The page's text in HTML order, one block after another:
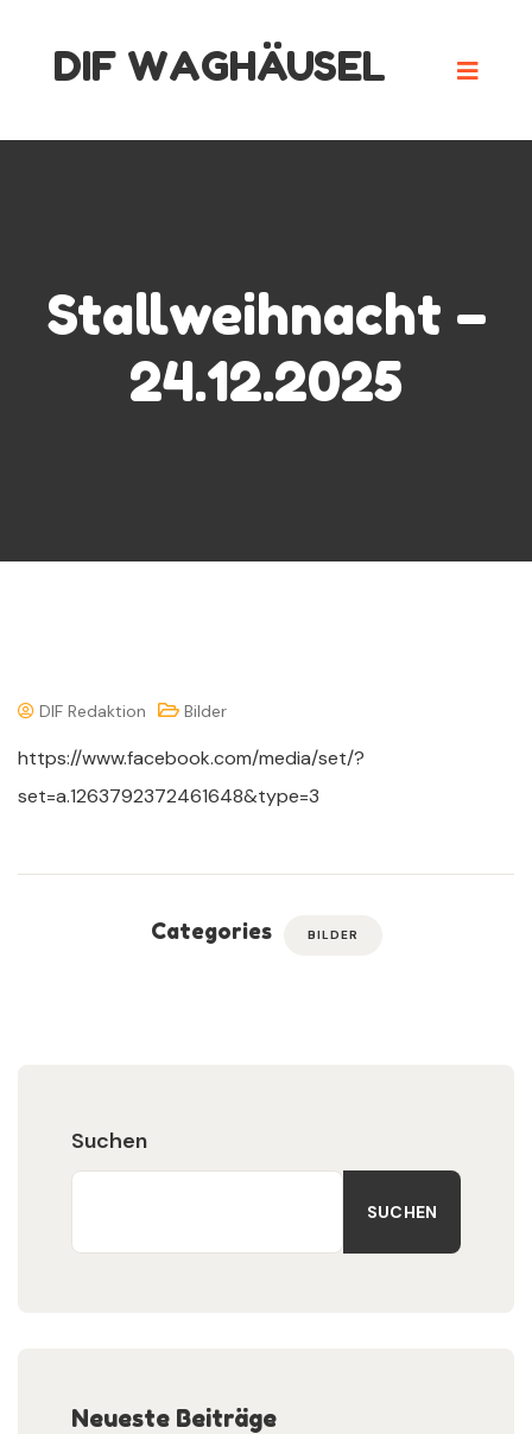
DIF WAGHÄUSEL
Stallweihnacht –
24.12.2025
DIF Redaktion Bilder
https://www.facebook.com/media/set/?
set=a.1263792372461648&type=3
Categories BILDER
Suchen
SUCHEN
Neueste Beiträge